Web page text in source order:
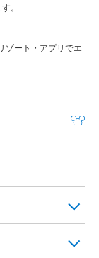
。
ゾート・アプリでエ